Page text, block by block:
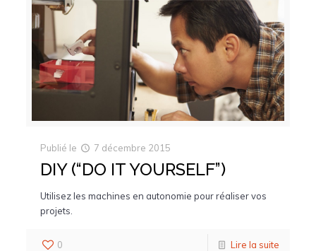
Publié le 7 décembre 2015
DIY (“DO IT YOURSELF”)
Utilisez les machines en autonomie pour réaliser vos
projets.
0 Lire la suite